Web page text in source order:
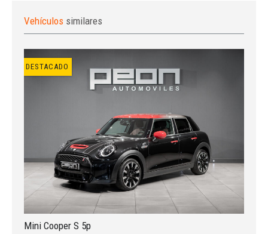
Iniciar sesión
Vehículos similares
DESTACADO
Mini Cooper S 5p